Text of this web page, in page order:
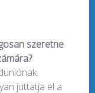
szeretne
juttatja el a